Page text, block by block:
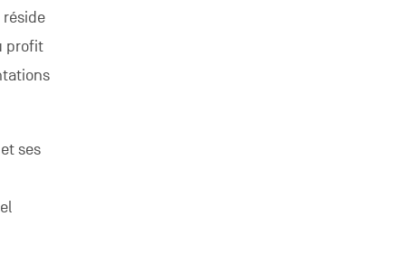
réside
profit
ses